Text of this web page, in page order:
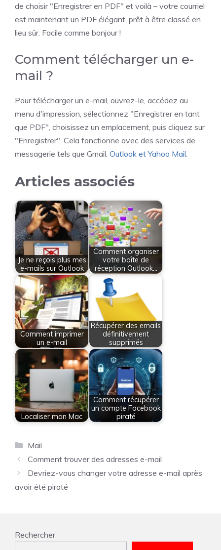
de choisir "Enregistrer en PDF" et voilà – votre courriel
est maintenant un PDF élégant, prêt à être classé en
lieu sûr. Facile comme bonjour !
Comment télécharger un e-
mail ?
Pour télécharger un e-mail, ouvrez-le, accédez au
menu d'impression, sélectionnez "Enregistrer en tant
que PDF", choisissez un emplacement, puis cliquez sur
"Enregistrer". Cela fonctionne avec des services de
messagerie tels que Gmail, Outlook et Yahoo Mail
Articles associés
Je ne reçois plus mes
e-mails sur Outlook
Comment organiser
votre boîte de
réception Outlook…
Comment imprimer
un e-mail
Récupérer des emails
définitivement
supprimés
Localiser mon Mac
Comment récupérer
un compte Facebook
piraté
Catégories
Mail
Comment trouver des adresses e-mail
Devriez-vous changer votre adresse e-mail après
avoir été piraté
Rechercher